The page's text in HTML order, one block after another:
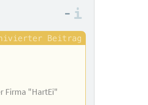
–
Firma "HartEi"